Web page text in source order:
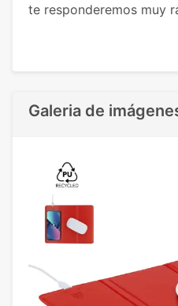
te responderemos muy
Galeria de